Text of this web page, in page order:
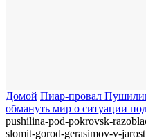
Домой Пиар-провал
обмануть мир о ситуации
pushilina-pod-pokrovsk-
slomit-gorod-gerasimov-v-